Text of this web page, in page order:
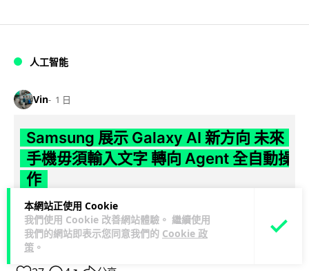
本網站正使用 Cookie
我們使用 Cookie 改善網站體驗。 繼續使用
我們的網站即表示您同意我們的 Cookie 政
策 。
人工智能
Vin 1 日
Samsung 展示 Galaxy AI 新方向 未來
手機毋須輸入文字 轉向 Agent 全自動操
作
Samsung 電子 MX 部門顧客體驗辦公室主管兼副總裁 Jay Kim
表示，品牌正推動 Galaxy AI 邁向全自動化 Agent...
閱讀全
文